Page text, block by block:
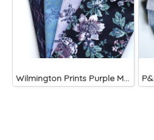
Wilmington Prints Purple Majesty